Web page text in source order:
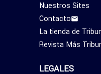
Nuestros Sites
Contacto
La tienda de
Revista Más
LEGALES